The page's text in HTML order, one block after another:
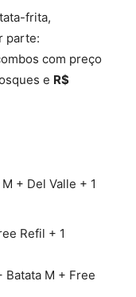
frita,
parte:
com preço
e R$
+ Del Valle + 1
Refil + 1
M + Free